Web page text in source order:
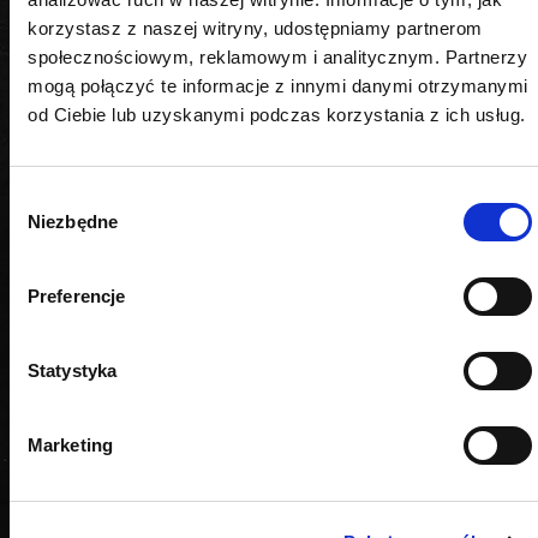
korzystasz z naszej witryny, udostępniamy partnerom
społecznościowym, reklamowym i analitycznym. Partnerzy
mogą połączyć te informacje z innymi danymi otrzymanymi
od Ciebie lub uzyskanymi podczas korzystania z ich usług.
zgody
Niezbędne
Preferencje
Statystyka
Marketing
PODOBNE PRODUKTY